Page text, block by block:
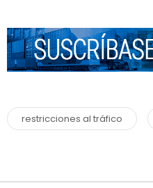
restricciones al tráfico